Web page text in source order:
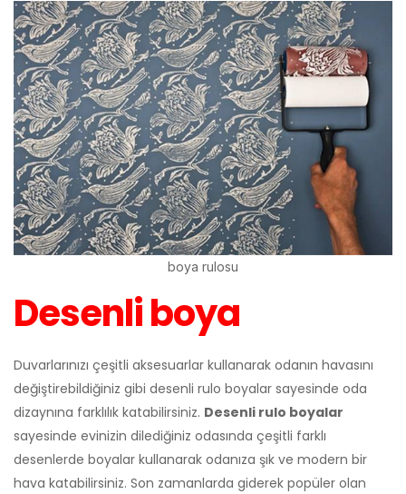
boya rulosu
Desenli boya
Duvarlarınızı çeşitli aksesuarlar kullanarak odanın havasını
değiştirebildiğiniz gibi desenli rulo boyalar sayesinde oda
dizaynına farklılık katabilirsiniz. Desenli rulo boyalar
sayesinde evinizin dilediğiniz odasında çeşitli farklı
desenlerde boyalar kullanarak odanıza şık ve modern bir
hava katabilirsiniz. Son zamanlarda giderek popüler olan